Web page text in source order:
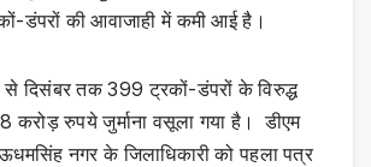
डंपरों की आवाजाही में कमी आई है।
दिसंबर तक 399 ट्रकों-डंपरों के विरुद्ध
करोड़ रुपये जुर्माना वसूला गया है। डीएम
नगर के जिलाधिकारी को पहला पत्र